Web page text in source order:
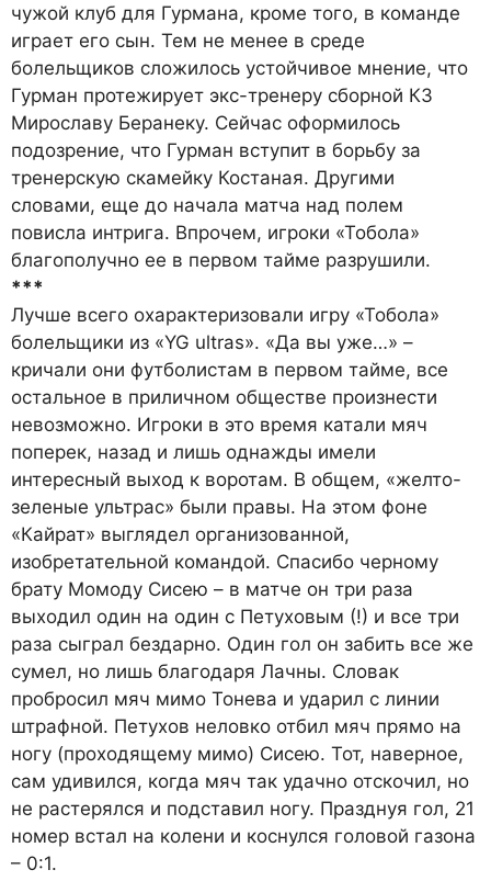
чужой клуб для Гурмана, кроме того, в команде
играет его сын. Тем не менее в среде
болельщиков сложилось устойчивое мнение, что
Гурман протежирует экс-тренеру сборной КЗ
Мирославу Беранеку. Сейчас оформилось
подозрение, что Гурман вступит в борьбу за
тренерскую скамейку Костаная. Другими
словами, еще до начала матча над полем
повисла интрига. Впрочем, игроки «Тобола»
благополучно ее в первом тайме разрушили.
***
Лучше всего охарактеризовали игру «Тобола»
болельщики из «YG ultras». «Да вы уже…» –
кричали они футболистам в первом тайме, все
остальное в приличном обществе произнести
невозможно. Игроки в это время катали мяч
поперек, назад и лишь однажды имели
интересный выход к воротам. В общем, «желто-
зеленые ультрас» были правы. На этом фоне
«Кайрат» выглядел организованной,
изобретательной командой. Спасибо черному
брату Момоду Сисею – в матче он три раза
выходил один на один с Петуховым (!) и все три
раза сыграл бездарно. Один гол он забить все же
сумел, но лишь благодаря Лачны. Словак
пробросил мяч мимо Тонева и ударил с линии
штрафной. Петухов неловко отбил мяч прямо на
ногу (проходящему мимо) Сисею. Тот, наверное,
сам удивился, когда мяч так удачно отскочил, но
не растерялся и подставил ногу. Празднуя гол, 21
номер встал на колени и коснулся головой газона
– 0:1.